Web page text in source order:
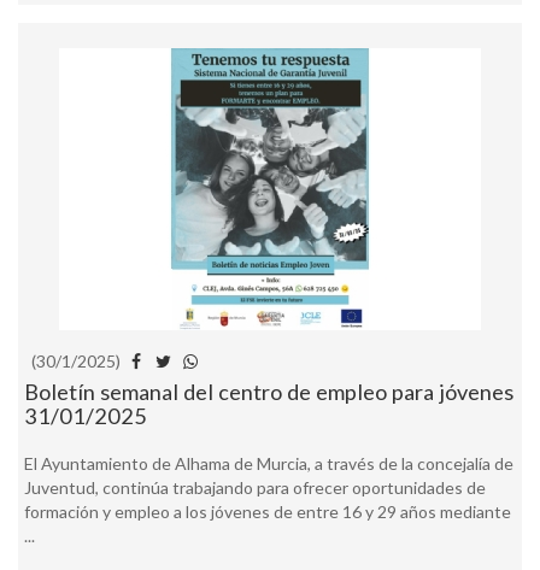
(30/1/2025)
Boletín semanal del centro de empleo para jóvenes
31/01/2025
El Ayuntamiento de Alhama de Murcia, a través de la concejalía de
Juventud, continúa trabajando para ofrecer oportunidades de
formación y empleo a los jóvenes de entre 16 y 29 años mediante
...